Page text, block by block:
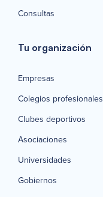
Consultas
Tu organización
Empresas
Colegios profesionales
Clubes deportivos
Asociaciones
Universidades
Gobiernos